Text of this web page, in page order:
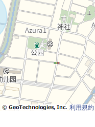
1280m)
分钟(约1080m)
分钟(约350m)
利用規約